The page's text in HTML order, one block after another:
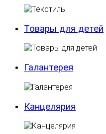
Товары для детей
Галантерея
Канцелярия